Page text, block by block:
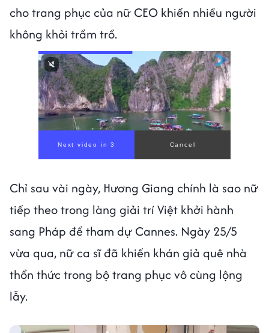
cho trang phục của nữ CEO khiến nhiều người
không khỏi trầm trồ.
Next video in 1 Cancel
Chỉ sau vài ngày, Hương Giang chính là sao nữ
tiếp theo trong làng giải trí Việt khởi hành
sang Pháp để tham dự Cannes. Ngày 25/5
vừa qua, nữ ca sĩ đã khiến khán giả quê nhà
thổn thức trong bộ trang phục vô cùng lộng
lẫy.